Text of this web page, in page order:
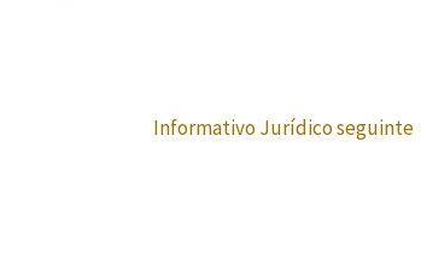
Informativo Jurídico seguinte